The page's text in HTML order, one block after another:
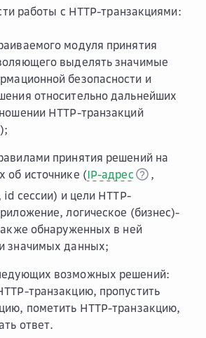
работы с HTTP-транзакциями:
модуля принятия
выделять значимые
безопасности и
относительно дальнейших
HTTP-транзакций
принятия решений на
об источнике (IP-адрес
,
id сессии) и цели HTTP-
логическое (бизнес)-
обнаруженных в ней
значимых данных;
возможных решений:
транзакцию, пропустить
пометить HTTP-транзакцию,
ответ.